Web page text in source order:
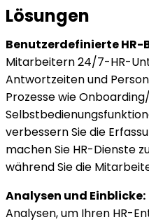
Lösungen
Benutzerdefinierte HR-
Mitarbeitern 24/7-HR-
Antwortzeiten und
Prozesse wie
verbessern Sie die
machen Sie HR-Dienste
während Sie die
Analysen und Einblicke:
Analysen, um Ihren HR-